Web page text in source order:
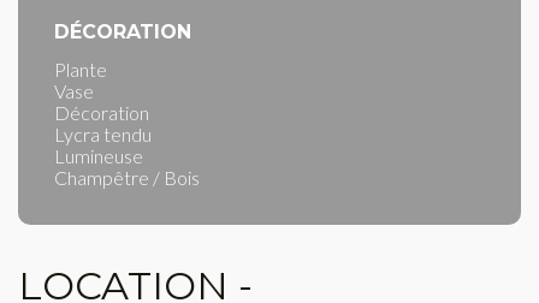
DÉCORATION
Plante
Vase
Décoration
Lycra tendu
Lumineuse
Champêtre / Bois
LOCATION -